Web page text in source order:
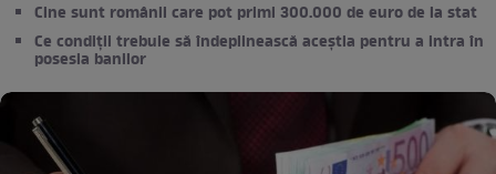
Cine sunt românii care pot primi 300.000 de euro de la stat
Ce condiții trebuie să îndeplinească aceștia pentru a intra în
posesia banilor